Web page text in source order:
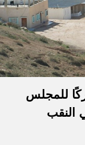
للمجلس
النقب